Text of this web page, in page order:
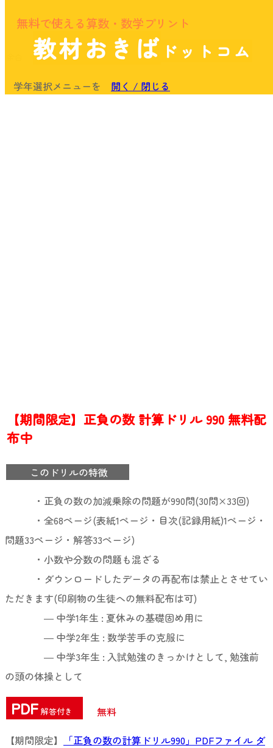
無料で使える算数・数学プリント
教材おきば ドットコム
学年選択メニューを 開く / 閉じる
【期間限定】正負の数 計算ドリル 990 無料配
布中
このドリルの特徴
・正負の数の加減乗除の問題が990問(30問×33回)
・全68ページ(表紙1ページ・目次(記録用紙)1ページ・
問題33ページ・解答33ページ)
・小数や分数の問題も混ざる
・ダウンロードしたデータの再配布は禁止とさせてい
ただきます(印刷物の生徒への無料配布は可)
― 中学1年生 : 夏休みの基礎固め用に
― 中学2年生 : 数学苦手の克服に
― 中学3年生 : 入試勉強のきっかけとして, 勉強前
の頭の体操として
PDF 解答付き
無料
【期間限定】
「正負の数の計算ドリル990」PDFファイル ダ